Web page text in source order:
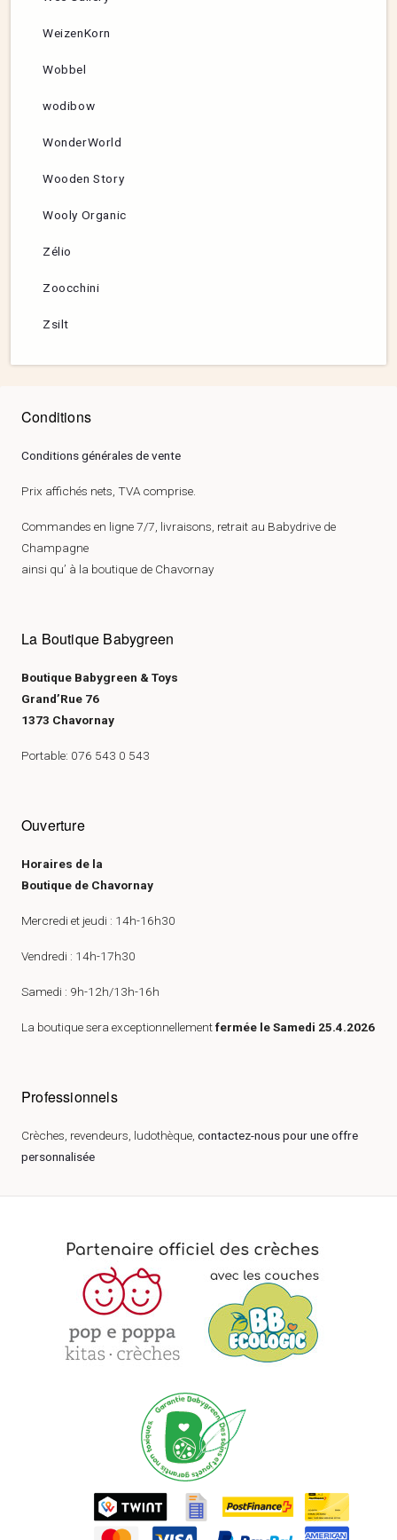
WeizenKorn
Wobbel
wodibow
WonderWorld
Wooden Story
Wooly Organic
Zélio
Zoocchini
Zsilt
Conditions
Conditions générales de vente
Prix affichés nets, TVA comprise.
Commandes en ligne 7/7, livraisons, retrait au Babydrive de
Champagne
ainsi qu’ à la boutique de Chavornay
La Boutique Babygreen
Boutique Babygreen & Toys
Grand’Rue 76
1373 Chavornay
Portable: 076 543 0 543
Ouverture
Horaires de la
Boutique de Chavornay
Mercredi et jeudi : 14h-16h30
Vendredi : 14h-17h30
Samedi : 9h-12h/13h-16h
La boutique sera exceptionnellementfermée le Samedi 25.4.2026
Professionnels
Crèches, revendeurs, ludothèque, contactez-nous pour une offre
personnalisée